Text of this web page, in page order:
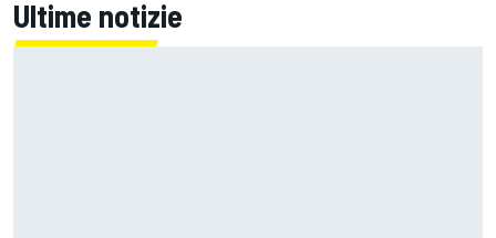
Ultime notizie